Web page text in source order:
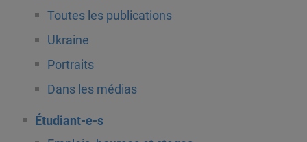
Toutes les publications
Ukraine
Portraits
Dans les médias
Étudiant-e-s